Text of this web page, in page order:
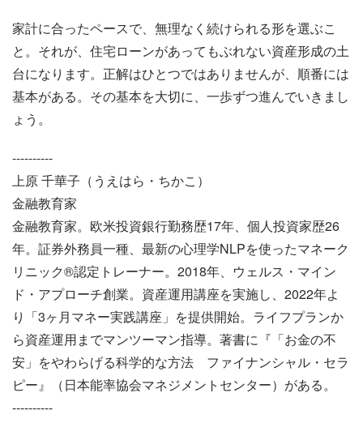
家計に合ったペースで、無理なく続けられる形を選ぶこ
と。それが、住宅ローンがあってもぶれない資産形成の土
台になります。正解はひとつではありませんが、順番には
基本がある。その基本を大切に、一歩ずつ進んでいきまし
ょう。
----------
上原 千華子（うえはら・ちかこ）
金融教育家
金融教育家。欧米投資銀行勤務歴17年、個人投資家歴26
年。証券外務員一種、最新の心理学NLPを使ったマネーク
リニック®認定トレーナー。2018年、ウェルス・マイン
ド・アプローチ創業。資産運用講座を実施し、2022年よ
り「3ヶ月マネー実践講座」を提供開始。ライフプランか
ら資産運用までマンツーマン指導。著書に『「お金の不
安」をやわらげる科学的な方法 ファイナンシャル・セラ
ピー』（日本能率協会マネジメントセンター）がある。
----------